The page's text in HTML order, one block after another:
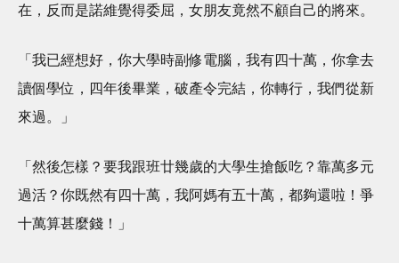
在，反而是諾維覺得委屈，女朋友竟然不顧自己的將來。
「我已經想好，你大學時副修電腦，我有四十萬，你拿去
讀個學位，四年後畢業，破產令完結，你轉行，我們從新
來過。」
「然後怎樣？要我跟班廿幾歲的大學生搶飯吃？靠萬多元
過活？你既然有四十萬，我阿媽有五十萬，都夠還啦！爭
十萬算甚麼錢！」